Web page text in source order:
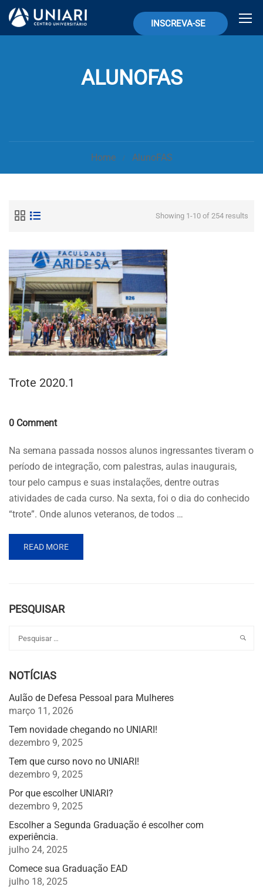
INSCREVA-SE
ALUNOFAS
Home AlunoFAS
Showing 1-10 of 254 results
Trote 2020.1
0 Comment
Na semana passada nossos alunos ingressantes tiveram o
período de integração, com palestras, aulas inaugurais,
tour pelo campus e suas instalações, dentre outras
atividades de cada curso. Na sexta, foi o dia do conhecido
“trote”. Onde alunos veteranos, de todos …
READ MORE
PESQUISAR
NOTÍCIAS
Aulão de Defesa Pessoal para Mulheres
março 11, 2026
Tem novidade chegando no UNIARI!
dezembro 9, 2025
Tem que curso novo no UNIARI!
dezembro 9, 2025
Por que escolher UNIARI?
dezembro 9, 2025
Escolher a Segunda Graduação é escolher com
experiência.
julho 24, 2025
Comece sua Graduação EAD
julho 18, 2025